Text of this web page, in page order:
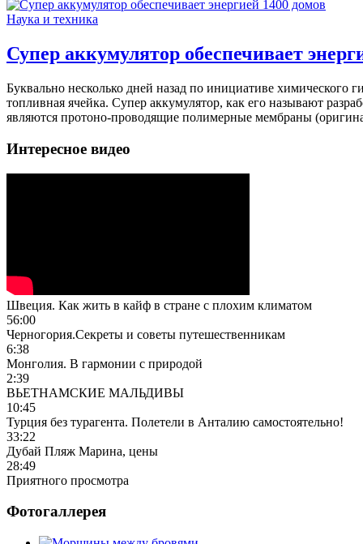
Наука и техника
Супер аккумулятор обеспечивает
Буквально несколько дней назад по инициативе
топливная ячейка. Супер аккумулятор, как его называют
являются протоно-проводящие полимерные мембраны
Интересное видео
Швеция. Как жить в кайф в стране с плохим климатом
56:00
Черногория.Секреты и советы путешественникам
6:38
Монголия. В гармонии с природой
2:39
ВЬЕТНАМСКИЕ МАЛЬДИВЫ
10:45
Турция без турагента. Полетели в Анталию самостоятельно!
33:22
Дубай Пляж Марина, цены
28:49
Приятного просмотра
Фотогаллерея